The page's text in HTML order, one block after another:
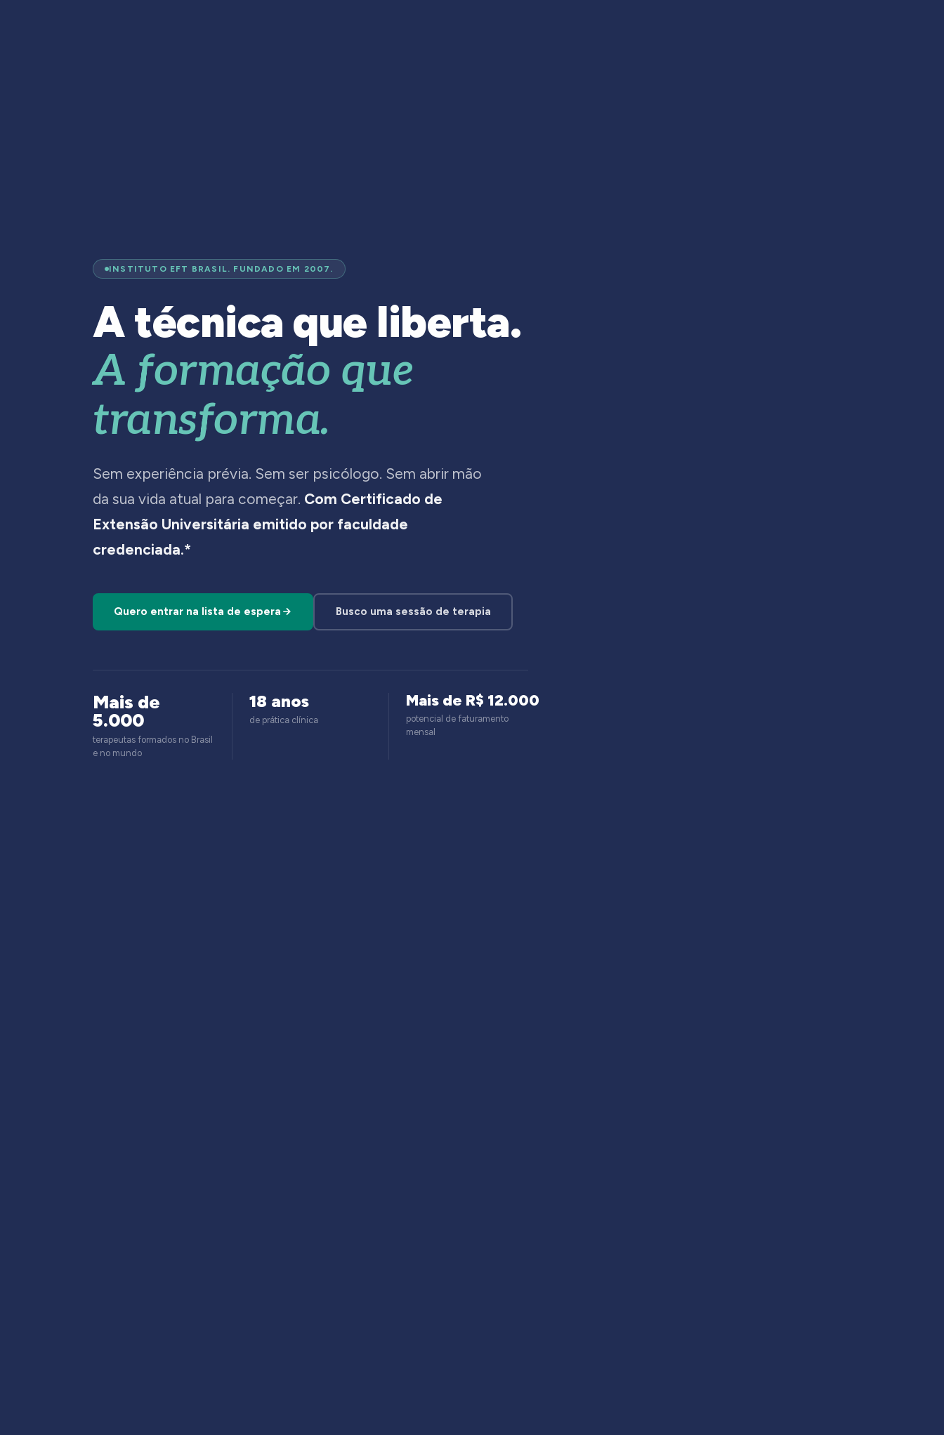
INSTITUTO EFT BRASIL. FUNDADO EM 2007.
A técnica que liberta.
A formação que
transforma.
Sem experiência prévia. Sem ser psicólogo. Sem abrir mão
da sua vida atual para começar. Com Certificado de
Extensão Universitária emitido por faculdade
credenciada.*
Quero entrar na lista de espera Busco uma sessão de terapia
Mais de
5.000
terapeutas formados no Brasil
e no mundo
18 anos
de prática clínica
Mais de R$ 12.000
potencial de faturamento
mensal